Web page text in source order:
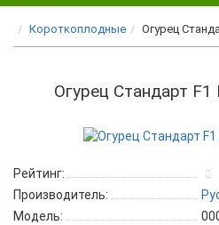
Короткоплодные Огурец
Огурец Стандарт
Рейтинг:
Производитель:
Модель: